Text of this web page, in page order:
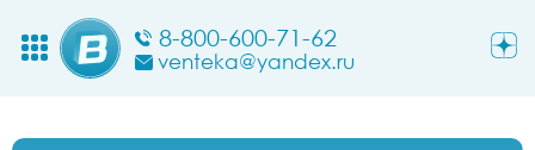
8-800-600-71-62
venteka@yandex.ru